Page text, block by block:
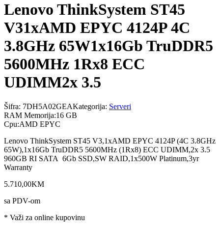
Lenovo ThinkSystem ST45
V31xAMD EPYC 4124P 4C
3.8GHz 65W1x16Gb TruDDR5
5600MHz 1Rx8 ECC
UDIMM2x 3.5
Šifra: 7DH5A02GEAKategorija: Serveri
RAM Memorija:16 GB
Cpu:AMD EPYC
Lenovo ThinkSystem ST45 V3,1xAMD EPYC 4124P (4C 3.8GHz
65W),1x16Gb TruDDR5 5600MHz (1Rx8) ECC UDIMM,2x 3.5
960GB RI SATA 6Gb SSD,SW RAID,1x500W Platinum,3yr
Warranty
5.710,00KM
sa PDV-om
* Važi za online kupovinu